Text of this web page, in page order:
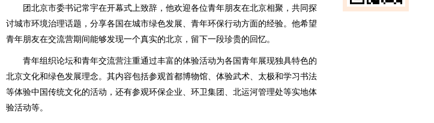
团北京市委书记常宇在开幕式上致辞，他欢迎各位青年朋友在北京相聚，共同探
讨城市环境治理话题，分享各国在城市绿色发展、青年环保行动方面的经验。他希望
青年朋友在交流营期间能够发现一个真实的北京，留下一段珍贵的回忆。
青年组织论坛和青年交流营注重通过丰富的体验活动为各国青年展现独具特色的
北京文化和绿色发展理念。其内容包括参观首都博物馆、体验武术、太极和学习书法
等体验中国传统文化的活动，还有参观环保企业、环卫集团、北运河管理处等实地体
验活动等。